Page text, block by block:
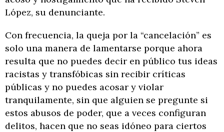
López, su denunciante.
Con frecuencia, la queja por la “cancelación” es
solo una manera de lamentarse porque ahora
resulta que no puedes decir en público tus ideas
racistas y transfóbicas sin recibir críticas
públicas y no puedes acosar y violar
tranquilamente, sin que alguien se pregunte si
estos abusos de poder, que a veces configuran
delitos, hacen que no seas idóneo para ciertos